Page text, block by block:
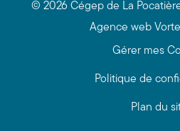
© 2026 Cégep de La
Agence web
Gérer mes
Politique de
Plan du